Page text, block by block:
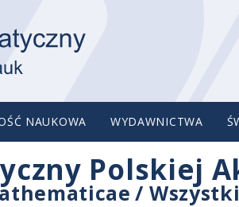
NAUKOWA WYDAWNICTWA
Polskiej
/